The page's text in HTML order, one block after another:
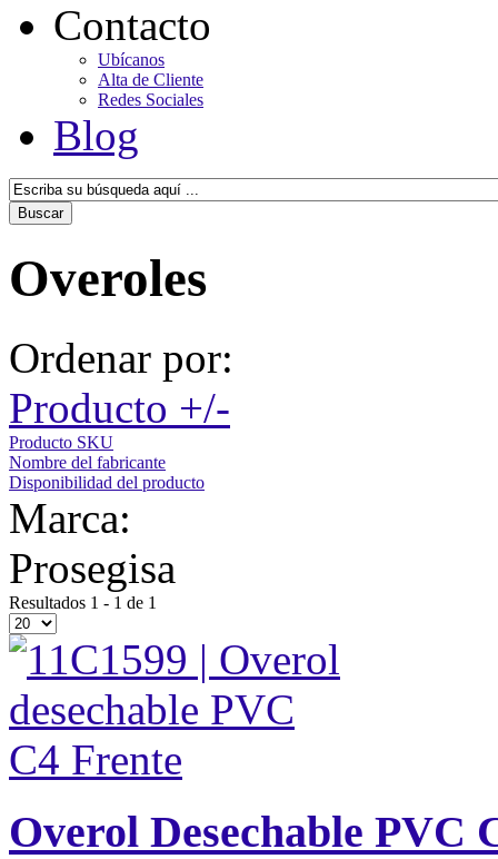
Contacto
Ubícanos
Alta de Cliente
Redes Sociales
Blog
Overoles
Ordenar por:
Producto +/-
Producto SKU
Nombre del fabricante
Disponibilidad del producto
Marca:
Prosegisa
Resultados 1 - 1 de 1
Overol Desechable PVC